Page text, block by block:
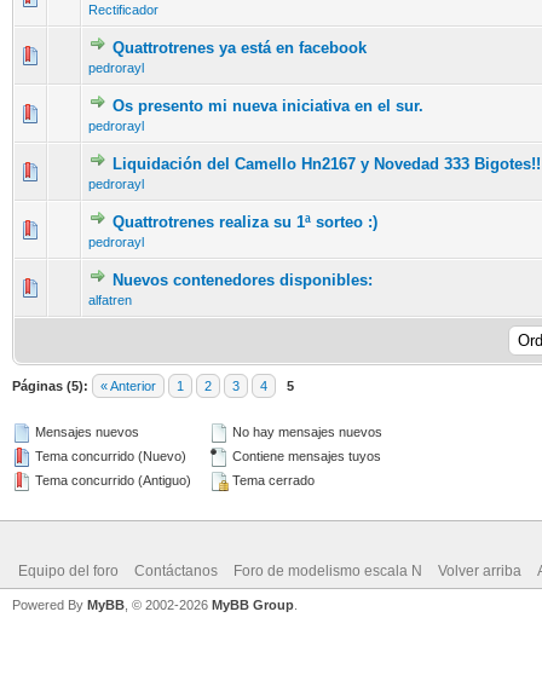
Rectificador
Quattrotrenes ya está en facebook
pedrorayl
Os presento mi nueva iniciativa en el sur.
pedrorayl
Liquidación del Camello Hn2167 y Novedad 333
pedrorayl
Quattrotrenes realiza su 1ª sorteo :)
pedrorayl
Nuevos contenedores disponibles:
alfatren
Páginas (5): « Anterior 1 2 3 4 5
Mensajes nuevos
Tema concurrido (Nuevo)
Tema concurrido (Antiguo)
No hay mensajes nuevos
Contiene mensajes tuyos
Tema cerrado
Equipo del foro Contáctanos Foro de modelismo escala N Volver arriba
Powered By MyBB , © 2002-2026 MyBB Group